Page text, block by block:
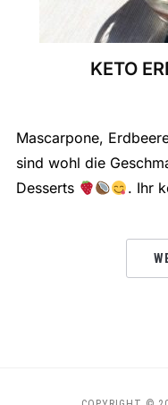
KETO
Mascarpone,
sind wohl die
Desserts
. Ihr